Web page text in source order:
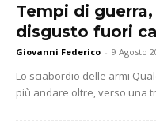
Tempi di
disgusto fuori
Giovanni Federico - 9 Agosto
Lo sciabordio delle armi
più andare oltre, verso una